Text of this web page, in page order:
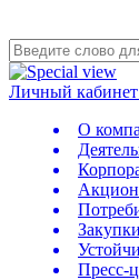
Личный кабинет
О
Закупки
Пресс-